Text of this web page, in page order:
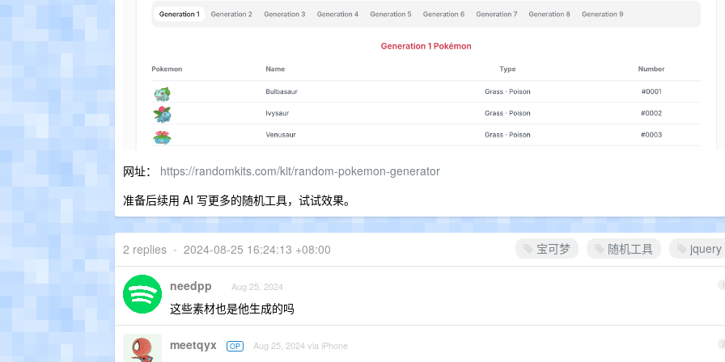
网址： https://randomkits.com/kit/random-pokemon-generator
准备后续用 AI 写更多的随机工具，试试效果。
宝可梦 随机工具 jquery
2 replies • 2024-08-25 16:24:13 +08:00
1
needpp Aug 25, 2024
这些素材也是他生成的吗
2
meetqyx OP Aug 25, 2024 via iPhone